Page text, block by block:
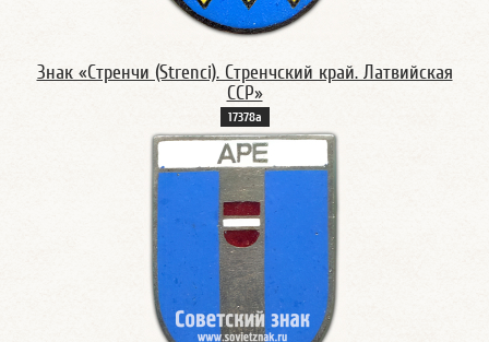
Знак «Стренчи (Strenci). Стренчский край. Латвийская
ССР»
17378а